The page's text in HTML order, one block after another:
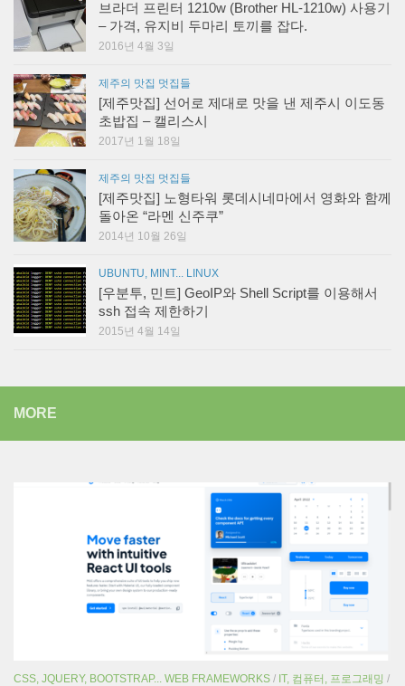
브라더 프린터 1210w (Brother HL-1210w) 사용기
– 가격, 유지비 두마리 토끼를 잡다.
2016년 4월 3일
제주의 맛집 멋집들
[제주맛집] 선어로 제대로 맛을 낸 제주시 이도동
초밥집 – 캘리스시
2017년 1월 18일
제주의 맛집 멋집들
[제주맛집] 노형타워 롯데시네마에서 영화와 함께
돌아온 “라멘 신주쿠”
2014년 10월 26일
UBUNTU, MINT... LINUX
[우분투, 민트] GeoIP와 Shell Script를 이용해서
ssh 접속 제한하기
2015년 4월 14일
MORE
CSS, JQUERY, BOOTSTRAP... WEB FRAMEWORKS / IT, 컴퓨터, 프로그래밍 /